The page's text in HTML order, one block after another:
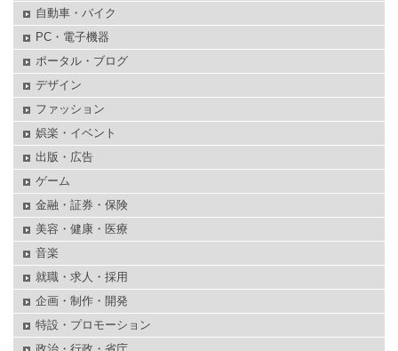
自動車・バイク
PC・電子機器
ポータル・ブログ
デザイン
ファッション
娯楽・イベント
出版・広告
ゲーム
金融・証券・保険
美容・健康・医療
音楽
就職・求人・採用
企画・制作・開発
特設・プロモーション